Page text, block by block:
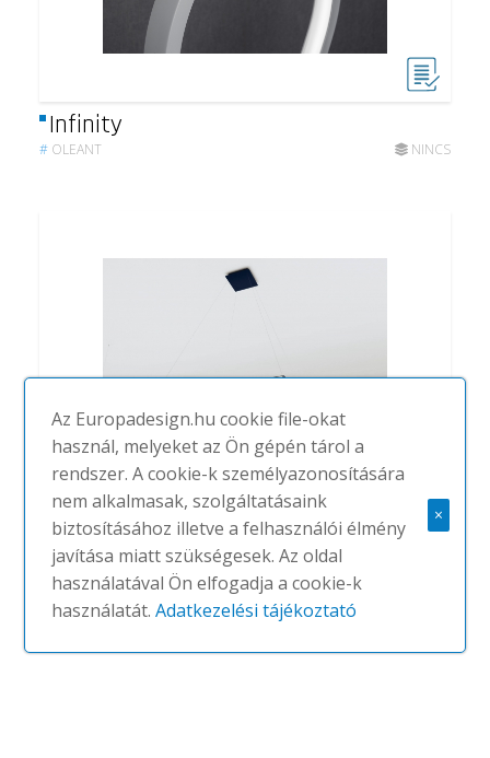
Infinity
# OLEANT NINCS
Cube
Az Europadesign.hu cookie file-okat
használ, melyeket az Ön gépén tárol a
rendszer. A cookie-k személyazonosítására
nem alkalmasak, szolgáltatásaink
biztosításához illetve a felhasználói élmény
javítása miatt szükségesek. Az oldal
használatával Ön elfogadja a cookie-k
használatát.Adatkezelési tájékoztató
×